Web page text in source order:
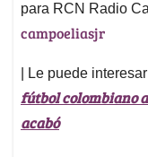
para RCN Radio
campoeliasjr
| Le puede
fútbol colombiano
acabó